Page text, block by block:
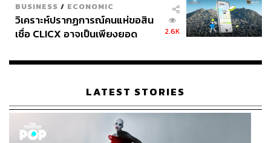
BUSINESS / ECONOMIC
วิเคราะห์ปรากฏการณ์คนแห่ขอสิน
เชื่อ CLICX อาจเป็นเพียงยอด
เรือนไทยที่ถูกซุกไว้
2.6K
LATEST STORIES